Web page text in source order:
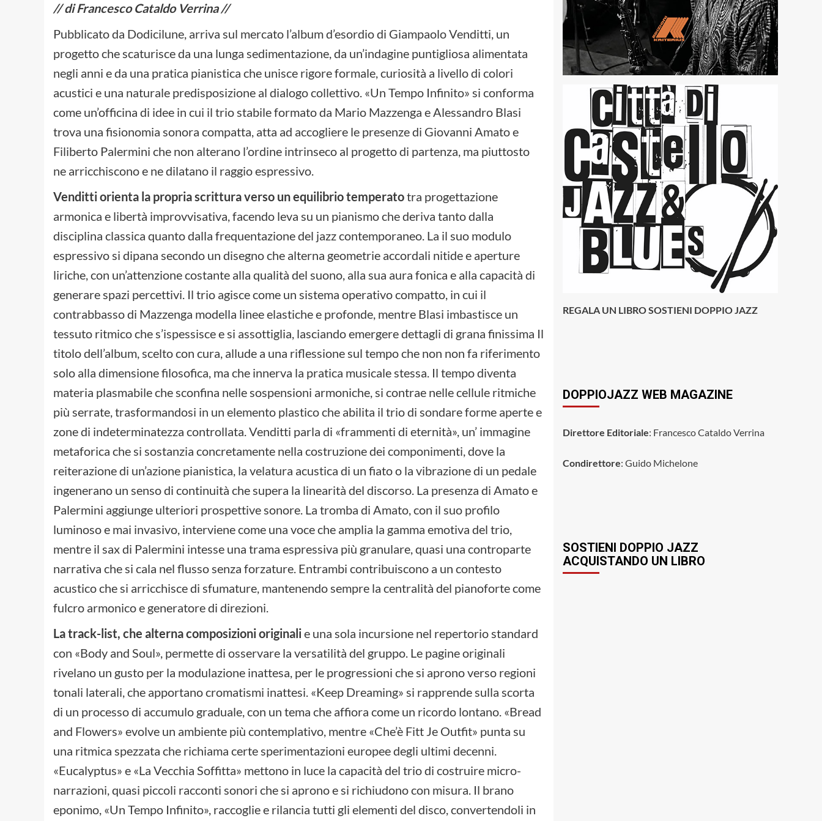
// di Francesco Cataldo Verrina //
Pubblicato da Dodicilune, arriva sul mercato l’album d’esordio di Giampaolo Venditti, un
progetto che scaturisce da una lunga sedimentazione, da un’indagine puntigliosa alimentata
negli anni e da una pratica pianistica che unisce rigore formale, curiosità a livello di colori
acustici e una naturale predisposizione al dialogo collettivo. «Un Tempo Infinito» si conforma
come un’officina di idee in cui il trio stabile formato da Mario Mazzenga e Alessandro Blasi
trova una fisionomia sonora compatta, atta ad accogliere le presenze di Giovanni Amato e
Filiberto Palermini che non alterano l’ordine intrinseco al progetto di partenza, ma piuttosto
ne arricchiscono e ne dilatano il raggio espressivo.
Venditti orienta la propria scrittura verso un equilibrio temperatotra progettazione
armonica e libertà improvvisativa, facendo leva su un pianismo che deriva tanto dalla
disciplina classica quanto dalla frequentazione del jazz contemporaneo. La il suo modulo
espressivo si dipana secondo un disegno che alterna geometrie accordali nitide e aperture
liriche, con un’attenzione costante alla qualità del suono, alla sua aura fonica e alla capacità di
generare spazi percettivi. Il trio agisce come un sistema operativo compatto, in cui il
contrabbasso di Mazzenga modella linee elastiche e profonde, mentre Blasi imbastisce un
tessuto ritmico che s’ispessisce e si assottiglia, lasciando emergere dettagli di grana finissima Il
titolo dell’album, scelto con cura, allude a una riflessione sul tempo che non non fa riferimento
solo alla dimensione filosofica, ma che innerva la pratica musicale stessa. Il tempo diventa
materia plasmabile che sconfina nelle sospensioni armoniche, si contrae nelle cellule ritmiche
più serrate, trasformandosi in un elemento plastico che abilita il trio di sondare forme aperte e
zone di indeterminatezza controllata. Venditti parla di «frammenti di eternità», un’ immagine
metaforica che si sostanzia concretamente nella costruzione dei componimenti, dove la
reiterazione di un’azione pianistica, la velatura acustica di un fiato o la vibrazione di un pedale
ingenerano un senso di continuità che supera la linearità del discorso. La presenza di Amato e
Palermini aggiunge ulteriori prospettive sonore. La tromba di Amato, con il suo profilo
luminoso e mai invasivo, interviene come una voce che amplia la gamma emotiva del trio,
mentre il sax di Palermini intesse una trama espressiva più granulare, quasi una controparte
narrativa che si cala nel flusso senza forzature. Entrambi contribuiscono a un contesto
acustico che si arricchisce di sfumature, mantenendo sempre la centralità del pianoforte come
fulcro armonico e generatore di direzioni.
La track-list, che alterna composizioni originalie una sola incursione nel repertorio standard
con «Body and Soul», permette di osservare la versatilità del gruppo. Le pagine originali
rivelano un gusto per la modulazione inattesa, per le progressioni che si aprono verso regioni
tonali laterali, che apportano cromatismi inattesi. «Keep Dreaming» si rapprende sulla scorta
di un processo di accumulo graduale, con un tema che affiora come un ricordo lontano. «Bread
and Flowers» evolve un ambiente più contemplativo, mentre «Che’è Fitt Je Outfit» punta su
una ritmica spezzata che richiama certe sperimentazioni europee degli ultimi decenni.
«Eucalyptus» e «La Vecchia Soffitta» mettono in luce la capacità del trio di costruire micro-
narrazioni, quasi piccoli racconti sonori che si aprono e si richiudono con misura. Il brano
eponimo, «Un Tempo Infinito», raccoglie e rilancia tutti gli elementi del disco, convertendoli in
REGALA UN LIBRO SOSTIENI DOPPIO JAZZ
DOPPIOJAZZ WEB MAGAZINE
Direttore Editoriale: Francesco Cataldo Verrina
Condirettore: Guido Michelone
SOSTIENI DOPPIO JAZZ
ACQUISTANDO UN LIBRO